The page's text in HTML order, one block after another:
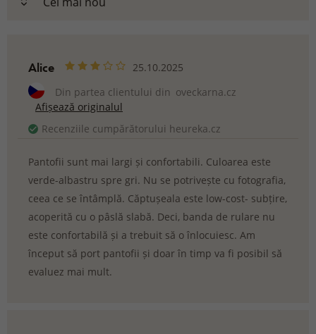
Alice
25.10.2025
Din partea clientului din oveckarna.cz
Afișează originalul
Recenziile cumpărătorului heureka.cz
Pantofii sunt mai largi și confortabili. Culoarea este
verde-albastru spre gri. Nu se potrivește cu fotografia,
ceea ce se întâmplă. Căptușeala este low-cost- subțire,
acoperită cu o pâslă slabă. Deci, banda de rulare nu
este confortabilă și a trebuit să o înlocuiesc. Am
început să port pantofii și doar în timp va fi posibil să
evaluez mai mult.